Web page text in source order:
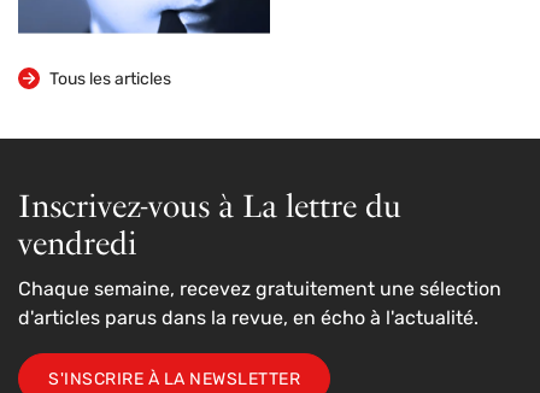
Tous les articles
Inscrivez-vous à La lettre du
vendredi
Chaque semaine, recevez gratuitement une sélection
d'articles parus dans la revue, en écho à l'actualité.
S'INSCRIRE À LA NEWSLETTER